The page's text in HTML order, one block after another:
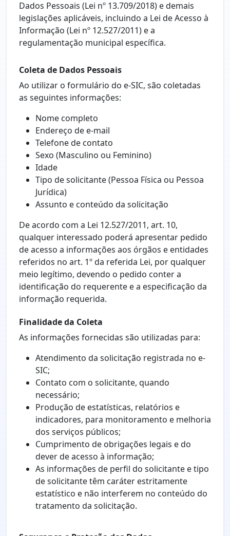
Dados Pessoais (Lei nº 13.709/2018) e demais
legislações aplicáveis, incluindo a Lei de Acesso à
Informação (Lei nº 12.527/2011) e a
regulamentação municipal específica.
Coleta de Dados Pessoais
Ao utilizar o formulário do e-SIC, são coletadas
as seguintes informações:
Nome completo
Endereço de e-mail
Telefone de contato
Sexo (Masculino ou Feminino)
Idade
Tipo de solicitante (Pessoa Física ou Pessoa
Jurídica)
Assunto e conteúdo da solicitação
De acordo com a Lei 12.527/2011, art. 10,
qualquer interessado poderá apresentar pedido
de acesso a informações aos órgãos e entidades
referidos no art. 1º da referida Lei, por qualquer
meio legítimo, devendo o pedido conter a
identificação do requerente e a especificação da
informação requerida.
Finalidade da Coleta
As informações fornecidas são utilizadas para:
Atendimento da solicitação registrada no e-
SIC;
Contato com o solicitante, quando
necessário;
Produção de estatísticas, relatórios e
indicadores, para monitoramento e melhoria
dos serviços públicos;
Cumprimento de obrigações legais e do
dever de acesso à informação;
As informações de perfil do solicitante e tipo
de solicitante têm caráter estritamente
estatístico e não interferem no conteúdo do
tratamento da solicitação.